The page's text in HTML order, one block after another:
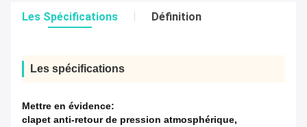
Les Spécifications Définition
Les spécifications
Mettre en évidence:
clapet anti-retour de pression atmosphérique,